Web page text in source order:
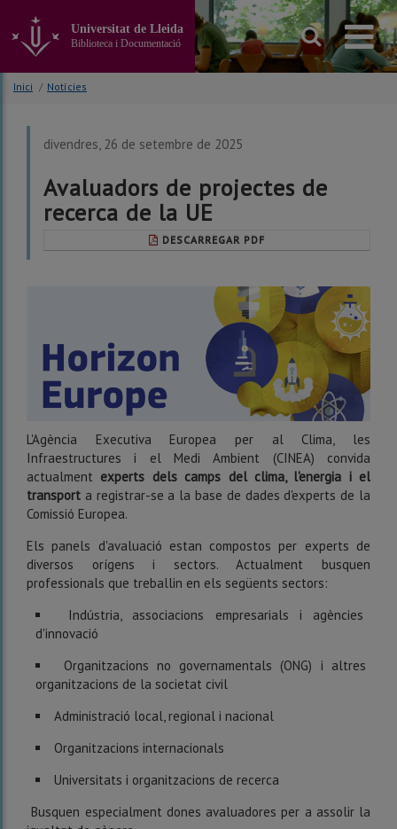
contingut
principal
Universitat de Lleida
Biblioteca i Documentació
Inici / Notícies
divendres, 26 de setembre de 2025
Avaluadors de projectes de
recerca de la UE
DESCARREGAR PDF
L'Agència Executiva Europea per al Clima, les
Infraestructures i el Medi Ambient (CINEA) convida
actualment experts dels camps del clima, l'energia i el
transport a registrar-se a la base de dades d'experts de la
Comissió Europea.
Els panels d'avaluació estan compostos per experts de
diversos orígens i sectors. Actualment busquen
professionals que treballin en els següents sectors:
Indústria, associacions empresarials i agències
d'innovació
Organitzacions no governamentals (ONG) i altres
organitzacions de la societat civil
Administració local, regional i nacional
Organitzacions internacionals
Universitats i organitzacions de recerca
Busquen especialment dones avaluadores per a assolir la